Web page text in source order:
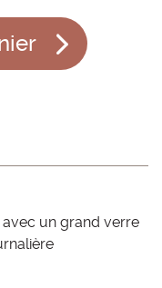
un grand verre